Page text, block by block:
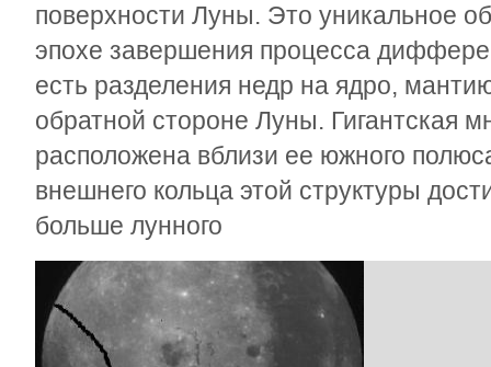
поверхности Луны. Это уникальное
эпохе завершения процесса
есть разделения недр на ядро,
обратной стороне Луны. Гигантская
расположена вблизи ее южного
внешнего кольца этой структуры
больше лунного